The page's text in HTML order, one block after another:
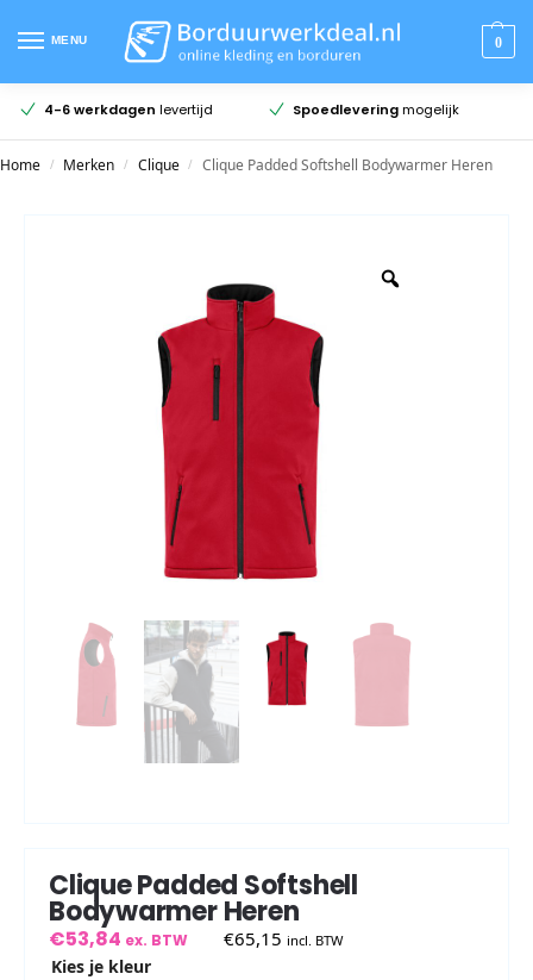
MENU 0
4-6 werkdagen levertijd Spoedleveringmogelijk
Home / Merken / Clique / Clique Padded Softshell Bodywarmer Heren
Clique Padded Softshell
Bodywarmer Heren
€53,84 ex. BTW €65,15 incl. BTW
Kies je kleur